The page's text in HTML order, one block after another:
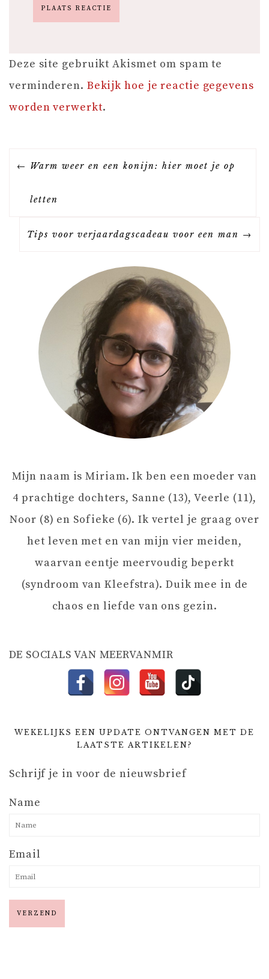
Deze site gebruikt Akismet om spam te
verminderen. Bekijk hoe je reactie gegevens
worden verwerkt.
B
I
G
T
E
Warm weer en een konijn: hier moet je op
letten
Tips voor verjaardagscadeau voor een man
Mijn naam is Miriam. Ik ben een moeder van
4 prachtige dochters, Sanne (13), Veerle (11),
Noor (8) en Sofieke (6). Ik vertel je graag over
het leven met en van mijn vier meiden,
waarvan eentje meervoudig beperkt
(syndroom van Kleefstra). Duik mee in de
chaos en liefde van ons gezin.
DE SOCIALS VAN MEERVANMIR
WEKELIJKS EEN UPDATE ONTVANGEN MET DE
LAATSTE ARTIKELEN?
Schrijf je in voor de nieuwsbrief
Name
Email